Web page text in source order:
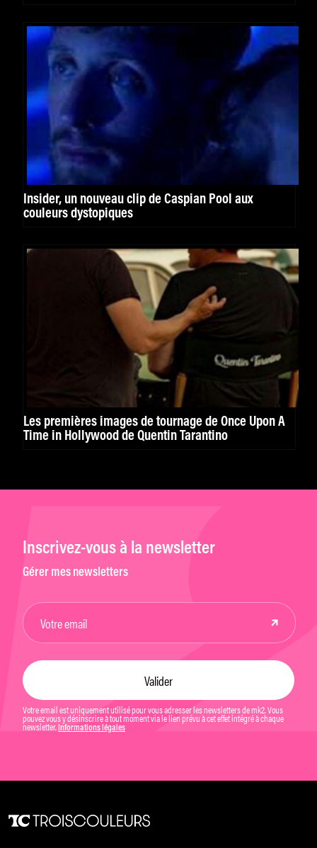
Insider, un nouveau clip de Caspian Pool aux
couleurs dystopiques
Les premières images de tournage de Once Upon A
Time in Hollywood de Quentin Tarantino
Inscrivez-vous à la newsletter
Gérer mes newsletters
Votre email est uniquement utilisé pour vous adresser les newsletters de mk2. Vous
pouvez vous y désinscrire à tout moment via le lien prévu à cet effet intégré à chaque
newsletter. Informations légales